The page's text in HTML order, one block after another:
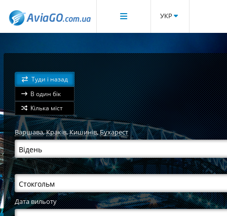
УКР
Туди і назад
В один бік
Кілька міст
Варшава,Краків,Кишинів,Бухарест
Дата вильоту